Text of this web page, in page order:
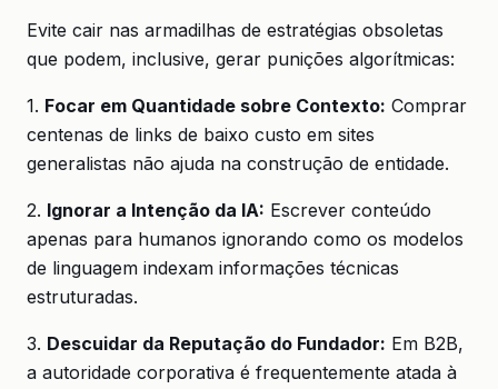
Evite cair nas armadilhas de estratégias obsoletas
que podem, inclusive, gerar punições algorítmicas:
1. Focar em Quantidade sobre Contexto: Comprar
centenas de links de baixo custo em sites
generalistas não ajuda na construção de entidade.
2. Ignorar a Intenção da IA: Escrever conteúdo
apenas para humanos ignorando como os modelos
de linguagem indexam informações técnicas
estruturadas.
3. Descuidar da Reputação do Fundador: Em B2B,
a autoridade corporativa é frequentemente atada à